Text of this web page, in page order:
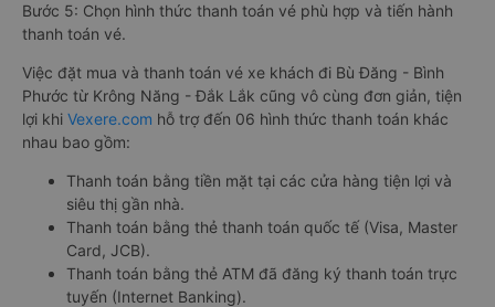
Bước 5: Chọn hình thức thanh toán vé phù hợp và tiến hành
thanh toán vé.
Việc đặt mua và thanh toán vé xe khách đi Bù Đăng - Bình
Phước từ Krông Năng - Đắk Lắk cũng vô cùng đơn giản, tiện
lợi khi Vexere.com hỗ trợ đến 06 hình thức thanh toán khác
nhau bao gồm:
Thanh toán bằng tiền mặt tại các cửa hàng tiện lợi và
siêu thị gần nhà.
Thanh toán bằng thẻ thanh toán quốc tế (Visa, Master
Card, JCB).
Thanh toán bằng thẻ ATM đã đăng ký thanh toán trực
tuyến (Internet Banking).